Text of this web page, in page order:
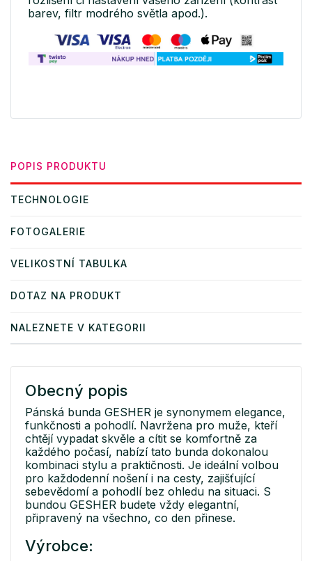
barev, filtr modrého světla apod.).
POPIS PRODUKTU
TECHNOLOGIE
FOTOGALERIE
VELIKOSTNÍ TABULKA
DOTAZ NA PRODUKT
NALEZNETE V KATEGORII
Obecný popis
Pánská bunda GESHER je synonymem elegance,
funkčnosti a pohodlí. Navržena pro muže, kteří
chtějí vypadat skvěle a cítit se komfortně za
každého počasí, nabízí tato bunda dokonalou
kombinaci stylu a praktičnosti. Je ideální volbou
pro každodenní nošení i na cesty, zajišťující
sebevědomí a pohodlí bez ohledu na situaci. S
bundou GESHER budete vždy elegantní,
připravený na všechno, co den přinese.
Výrobce: